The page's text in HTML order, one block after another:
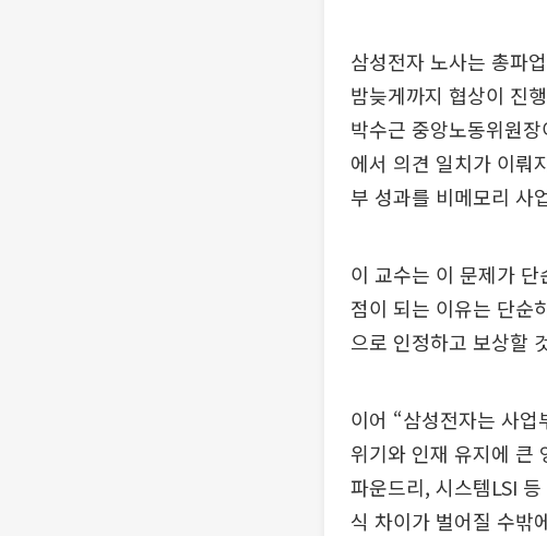
삼성전자 노사는 총파
밤늦게까지 협상이 진
박수근 중앙노동위원
에서 의견 일치가 이뤄
부 성과를 비메모리 사
이 교수는 이 문제가
점이 되는 이유는 단순
으로 인정하고 보상할
이어 “삼성전자는 사
위기와 인재 유지에 큰
파운드리, 시스템LSI
식 차이가 벌어질 수밖